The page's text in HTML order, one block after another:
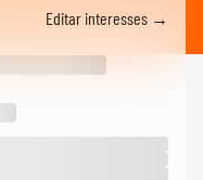
Editar interesses →